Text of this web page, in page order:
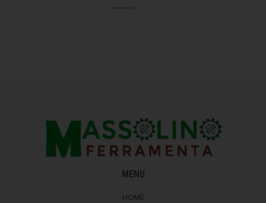
MENU
HOME